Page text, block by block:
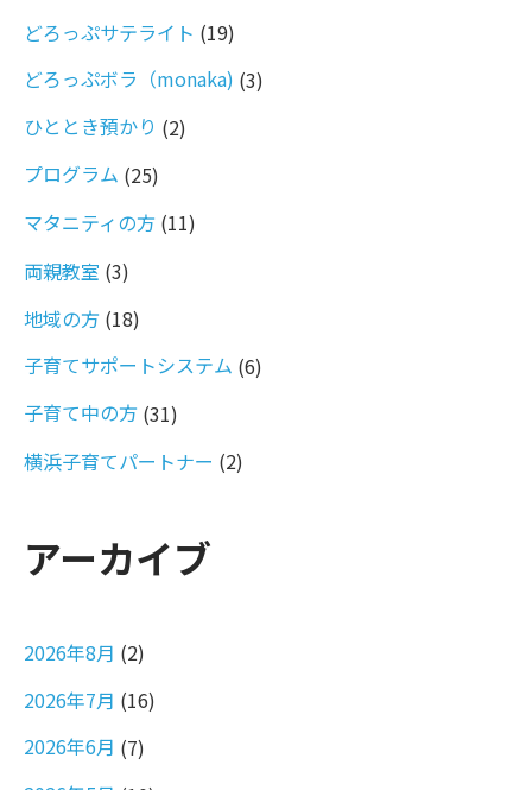
どろっぷサテライト (19)
どろっぷボラ（monaka) (3)
ひととき預かり (2)
プログラム (25)
マタニティの方 (11)
両親教室 (3)
地域の方 (18)
子育てサポートシステム (6)
子育て中の方 (31)
横浜子育てパートナー (2)
アーカイブ
2026年8月 (2)
2026年7月 (16)
2026年6月 (7)